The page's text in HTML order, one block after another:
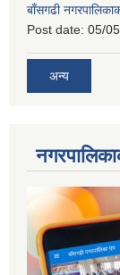
बाँसगढी
Post date: 05/
अन्य